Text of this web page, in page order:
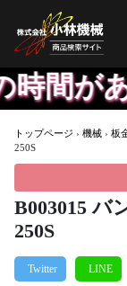
る
トップページ › 機械 › 板
250S
B003015 バ
250S